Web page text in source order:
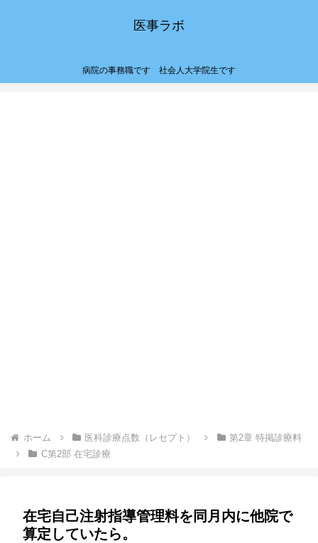
医事ラボ
病院の事務職です 社会人大学院生です
ホーム 医科診療点数（レセプト）
第2章 特掲診療料
C第2部 在宅診療
在宅自己注射指導管理料を同月内に他院で
算定していたら。